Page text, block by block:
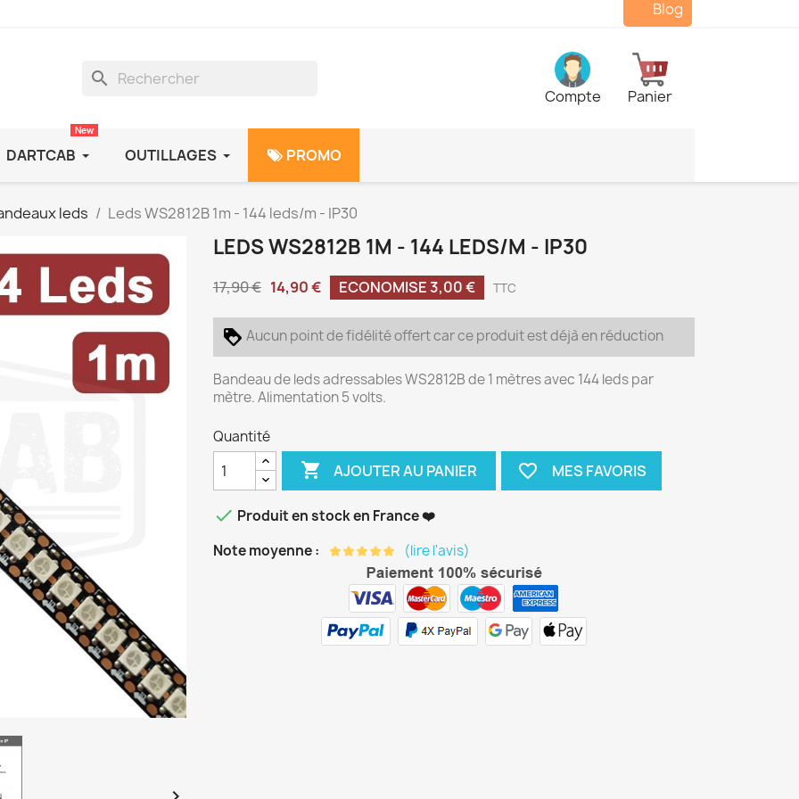
Blog
search
Compte Panier
DARTCAB
New
OUTILLAGES PROMO
leds Leds WS2812B 1m - 144 leds/m - IP30
LEDS WS2812B 1M - 144 LEDS/M - IP30
17,90 € 14,90 € ECONOMISE 3,00 € TTC
Aucun point de fidélité offert car ce produit est déjà en réduction
Bandeau de leds adressables WS2812B de 1 mètres avec 144 leds par
mètre. Alimentation 5 volts.
Quantité
 AJOUTER AU PANIER favorite_border
 Produit en stock en France ❤️
Note moyenne :
(lire l'avis)